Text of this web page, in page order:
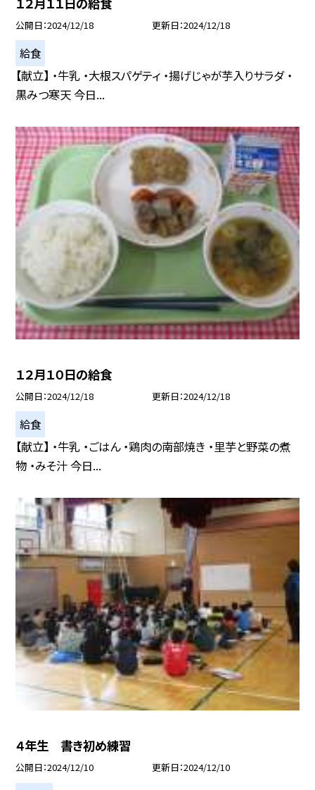
公開日 2024/12/18 更新日 2024/12/18
給食
【献立】 ・牛乳 ・大根スパゲティ ・揚げじゃが芋入りサラダ ・
黒みつ寒天 今日...
１２月１０日の給食
公開日 2024/12/18 更新日 2024/12/18
給食
【献立】 ・牛乳 ・ごはん ・鶏肉の南部焼き ・里芋と野菜の煮
物 ・みそ汁 今日...
４年生 書き初め練習
公開日 2024/12/10 更新日 2024/12/10